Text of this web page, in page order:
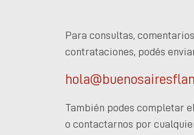
Para consultas,
contrataciones, podés
También podes completar
o contactarnos por